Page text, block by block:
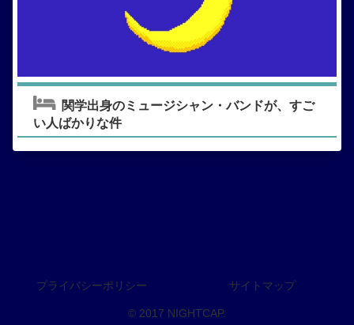
関学出身のミュージシャン・バンドが、すご
い人ばかりな件
プライバシーポリシー サイトマップ
© 2017 NIGHTCAP.